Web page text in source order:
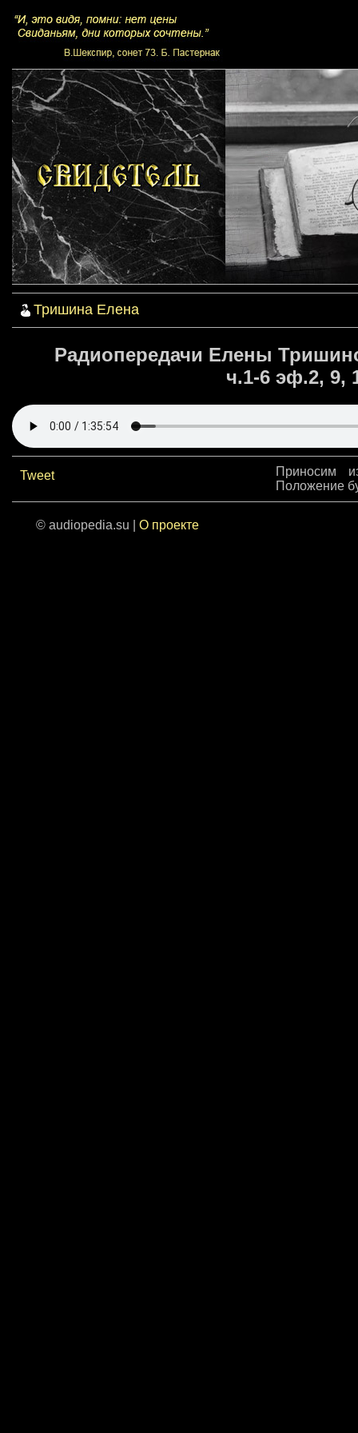
Тришина Елена
Радиопередачи Елены
ч.1-6 эф.2, 9,
Tweet
Приносим
Положение
© audiopedia.su | О проекте